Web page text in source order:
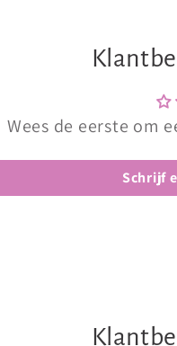
Wees de eerste om
Schrijf